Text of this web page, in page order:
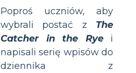
Poproś uczniów, aby
wybrali postać z The
Catcher in the Ryei
napisali serię wpisów do
dziennika z